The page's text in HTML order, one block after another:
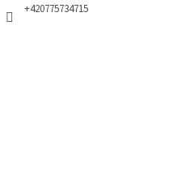
+420775734715